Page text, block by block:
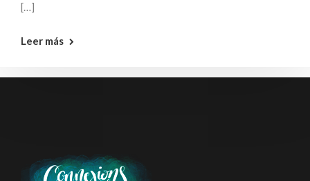
[…]
Leer más